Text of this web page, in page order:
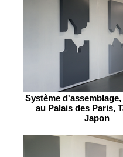
Système
au Palais des Paris,
Japon